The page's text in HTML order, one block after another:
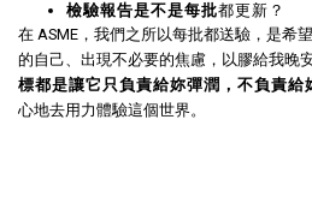
檢驗報告是不是每批都更新？
在 ASME，我們之所以每批都送驗，是希
的自己、出現不必要的焦慮，以膠給我晚
標都是讓它只負責給妳彈潤，不負責給
心地去用力體驗這個世界。